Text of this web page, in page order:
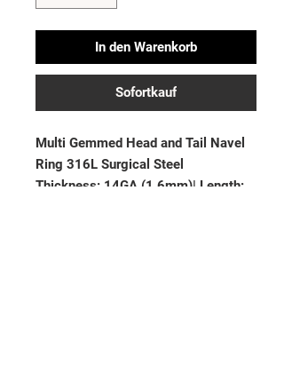
In den Warenkorb
Sofortkauf
Multi Gemmed Head and Tail Navel
Ring 316L Surgical Steel
Thickness: 14GA (1.6mm)| Length: